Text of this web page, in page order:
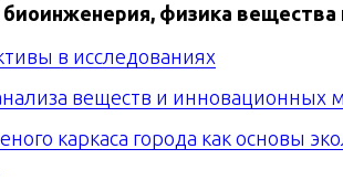
физика вещества
в исследованиях
веществ и инновационных
каркаса города как основы